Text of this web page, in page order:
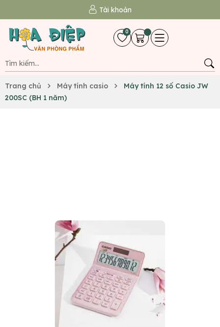
Tài khoản
0
Trang chủ Máy tính casio
Máy tính 12 số Casio JW
200SC (BH 1 năm)